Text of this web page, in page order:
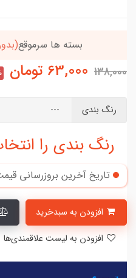
138,000
63,000 تومان
رنگ بندی
رنگ بندی را
تاریخ آخرین بروزرسانی